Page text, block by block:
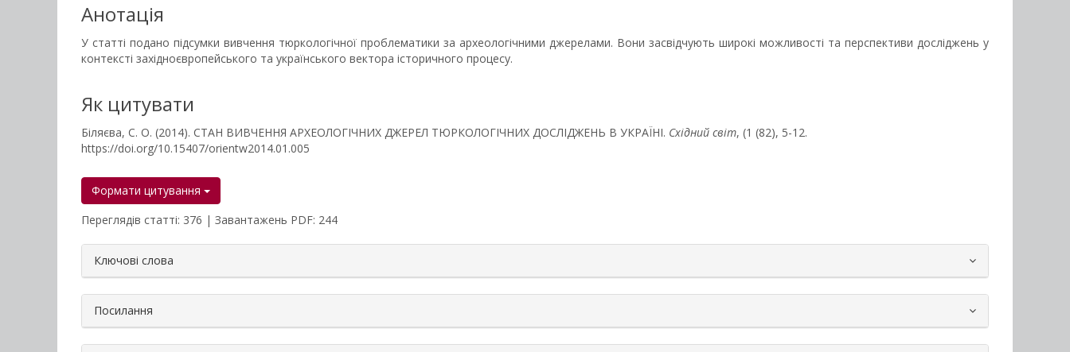
Анотація
У статті подано підсумки вивчення тюркологічної проблематики за археологічними джерелами. Вони засвідчують широкі можливості та перспективи досліджень у
контексті західноєвропейського та українського вектора історичного процесу.
Як цитувати
Біляєва, С. О. (2014). СТАН ВИВЧЕННЯ АРХЕОЛОГІЧНИХ ДЖЕРЕЛ ТЮРКОЛОГІЧНИХ ДОСЛІДЖЕНЬ В УКРАЇНІ. Східний світ, (1 (82), 5-12.
https://doi.org/10.15407/orientw2014.01.005
Формати цитування
Переглядів статті: 376 | Завантажень PDF: 244
##plugins.themes.bootstrap3.article.details##
Ключові слова
Посилання